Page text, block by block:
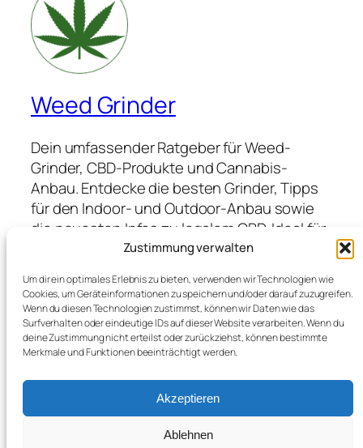
Zustimmung verwalten
Um dir ein optimales Erlebnis zu bieten, verwenden wir Technologien wie
Cookies, um Geräteinformationen zu speichern und/oder darauf zuzugreifen.
Wenn du diesen Technologien zustimmst, können wir Daten wie das
Surfverhalten oder eindeutige IDs auf dieser Website verarbeiten. Wenn du
deine Zustimmung nicht erteilst oder zurückziehst, können bestimmte
Merkmale und Funktionen beeinträchtigt werden.
Akzeptieren
Ablehnen
Weed Grinder
Dein umfassender Ratgeber für Weed-
Grinder, CBD-Produkte und Cannabis-
Anbau. Entdecke die besten Grinder, Tipps
für den Indoor- und Outdoor-Anbau sowie
die neuesten Infos zu legalem CBD. Ideal für
Anfänger und Profis, die hochwertige
profitieren möchten.
Blog
Veranstaltungen